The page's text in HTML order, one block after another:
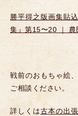
勝平得之版画集貼
集』第15〜20 ｜ 農
戦前のおもちゃ絵
ご相談ください。
詳しくは古本の出